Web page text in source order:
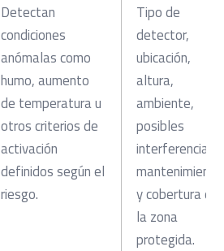
Detectan
condiciones
anómalas como
humo, aumento
de temperatura u
otros criterios de
activación
definidos según el
riesgo.
Tipo de
detector,
ubicación,
altura,
ambiente,
posibles
interferencias,
mantenimiento
y cobertura de
la zona
protegida.